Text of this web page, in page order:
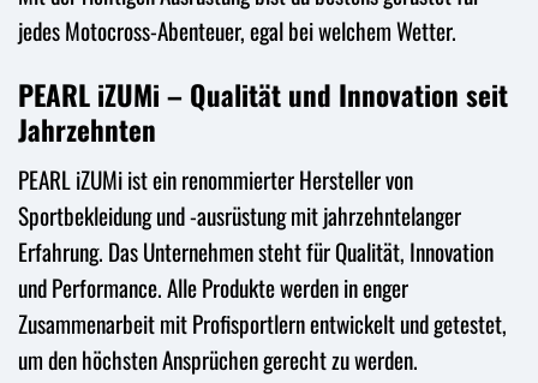
jedes Motocross-Abenteuer, egal bei welchem Wetter.
PEARL iZUMi – Qualität und Innovation seit
Jahrzehnten
PEARL iZUMi ist ein renommierter Hersteller von
Sportbekleidung und -ausrüstung mit jahrzehntelanger
Erfahrung. Das Unternehmen steht für Qualität, Innovation
und Performance. Alle Produkte werden in enger
Zusammenarbeit mit Profisportlern entwickelt und getestet,
um den höchsten Ansprüchen gerecht zu werden.